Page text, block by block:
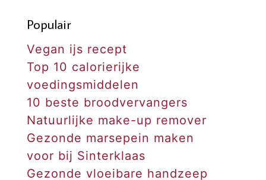
Populair
Vegan ijs recept
Top 10 calorierijke
voedingsmiddelen
10 beste broodvervangers
Natuurlijke make-up remover
Gezonde marsepein maken
voor bij Sinterklaas
Gezonde vloeibare handzeep